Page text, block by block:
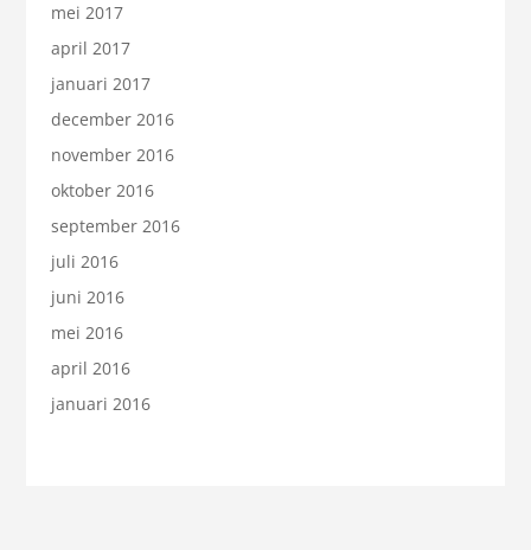
mei 2017
april 2017
januari 2017
december 2016
november 2016
oktober 2016
september 2016
juli 2016
juni 2016
mei 2016
april 2016
januari 2016